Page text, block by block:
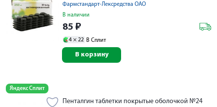
Фармстандарт-Лексредства ОАО
В наличии
85 ₽
4 × 22 В Сплит
В корзину
Яндекс Сплит
Пенталгин таблетки покрытые оболочкой №24